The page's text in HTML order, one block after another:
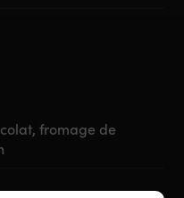
fromage de